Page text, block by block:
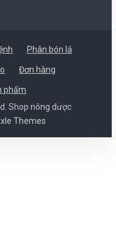
Phân bón lá
Đơn hàng
phẩm
Shop nông dược
Themes